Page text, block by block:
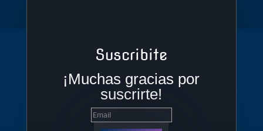
Suscribite
¡Muchas gracias por
suscrirte!